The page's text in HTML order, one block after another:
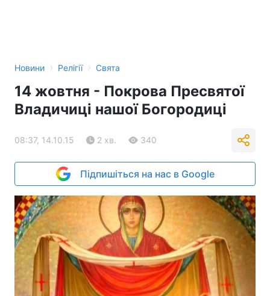
Новини › Релігії › Свята
14 жовтня - Покрова Пресвятої
Владичиці нашої Богородиці
08:37, 14.10.15 2 хв. 340
Підпишіться на нас в Google